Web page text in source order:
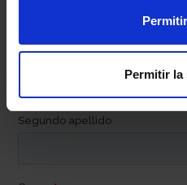
Permitir la